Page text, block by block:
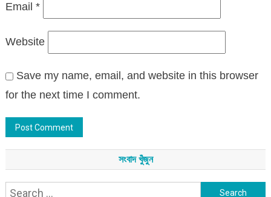
Email *
Website
Save my name, email, and website in this browser
for the next time I comment.
সংবাদ খুঁজুন
Search